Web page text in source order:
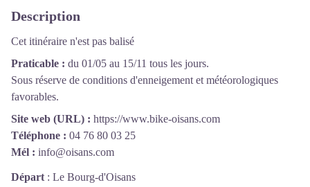
Description
Cet itinéraire n'est pas balisé
Praticable : du 01/05 au 15/11 tous les jours.
Sous réserve de conditions d'enneigement et météorologiques
favorables.
Site web (URL) : https://www.bike-oisans.com
Téléphone : 04 76 80 03 25
Mél : info@oisans.com
Départ : Le Bourg-d'Oisans